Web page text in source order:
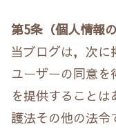
第5条（個人情報
当ブログは，次に
ユーザーの同意
を提供すること
護法その他の法令